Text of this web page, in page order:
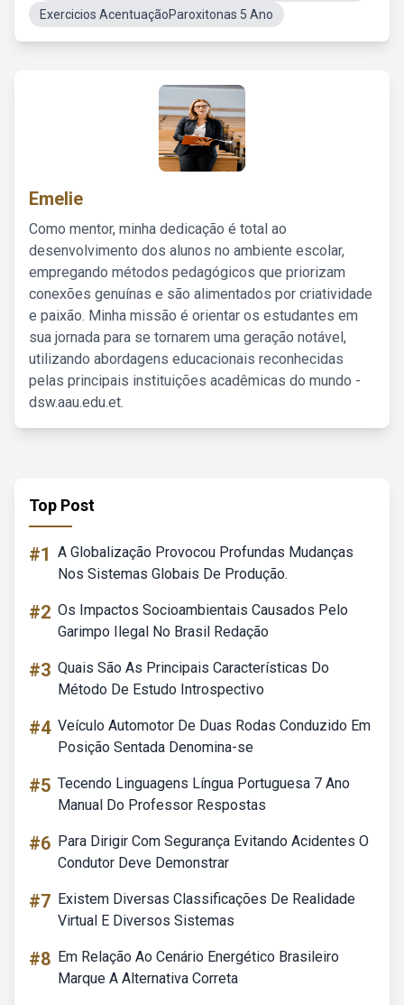
Exercicios AcentuaçãoParoxitonas 5 Ano
Emelie
Como mentor, minha dedicação é total ao
desenvolvimento dos alunos no ambiente escolar,
empregando métodos pedagógicos que priorizam
conexões genuínas e são alimentados por criatividade
e paixão. Minha missão é orientar os estudantes em
sua jornada para se tornarem uma geração notável,
utilizando abordagens educacionais reconhecidas
pelas principais instituições acadêmicas do mundo -
dsw.aau.edu.et.
Top Post
#1 A Globalização Provocou Profundas Mudanças
Nos Sistemas Globais De Produção.
#2 Os Impactos Socioambientais Causados Pelo
Garimpo Ilegal No Brasil Redação
#3 Quais São As Principais Características Do
Método De Estudo Introspectivo
#4 Veículo Automotor De Duas Rodas Conduzido Em
Posição Sentada Denomina-se
#5 Tecendo Linguagens Língua Portuguesa 7 Ano
Manual Do Professor Respostas
#6 Para Dirigir Com Segurança Evitando Acidentes O
Condutor Deve Demonstrar
#7 Existem Diversas Classificações De Realidade
Virtual E Diversos Sistemas
#8 Em Relação Ao Cenário Energético Brasileiro
Marque A Alternativa Correta